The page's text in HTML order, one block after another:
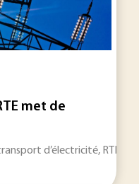
met de
d’électricité, RTE,